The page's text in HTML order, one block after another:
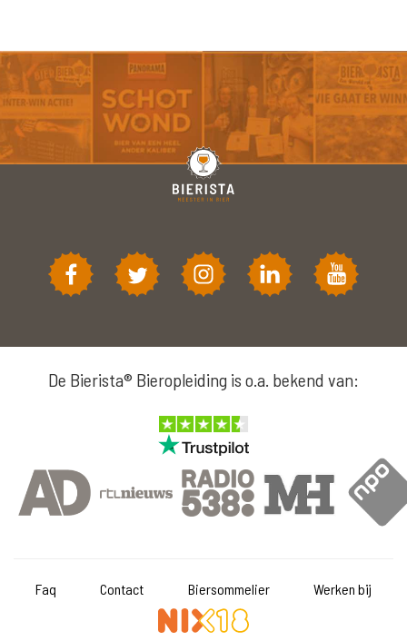
De Bierista® Bieropleiding is o.a. bekend van:
Faq Contact Biersommelier Werken bij